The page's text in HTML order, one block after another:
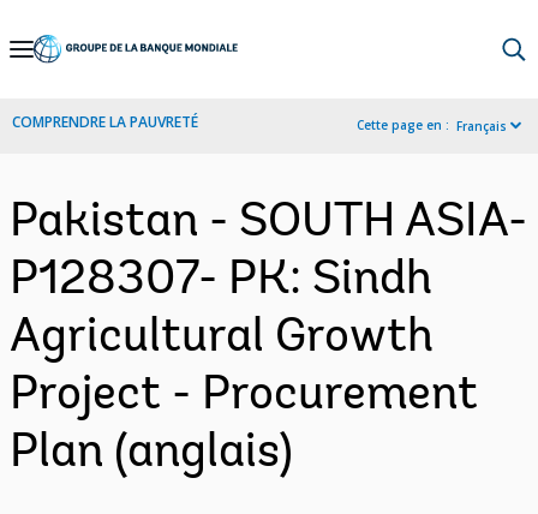
Skip
Navigation
COMPRENDRE LA PAUVRETÉ Cette page en : Français
Pakistan - SOUTH ASIA-
P128307- PK: Sindh
Agricultural Growth
Project - Procurement
Plan (anglais)